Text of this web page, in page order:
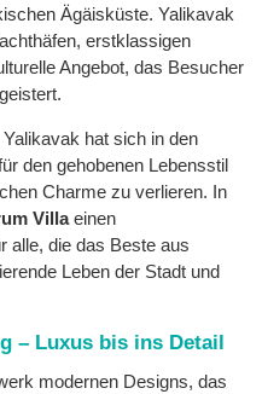
Ägäisküste. Yalikavak
erstklassigen
Angebot, das Besucher
hat sich in den
den gehobenen Lebensstil
Charme zu verlieren. In
Villaeinen
alle, die das Beste aus
Leben der Stadt und
– Luxus bis ins Detail
modernen Designs, das